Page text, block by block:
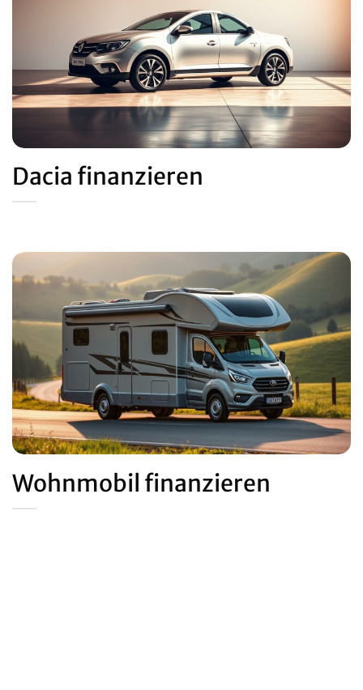
Dacia finanzieren
Wohnmobil finanzieren